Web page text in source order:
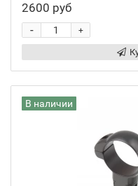
2600 руб
+
-
В наличии